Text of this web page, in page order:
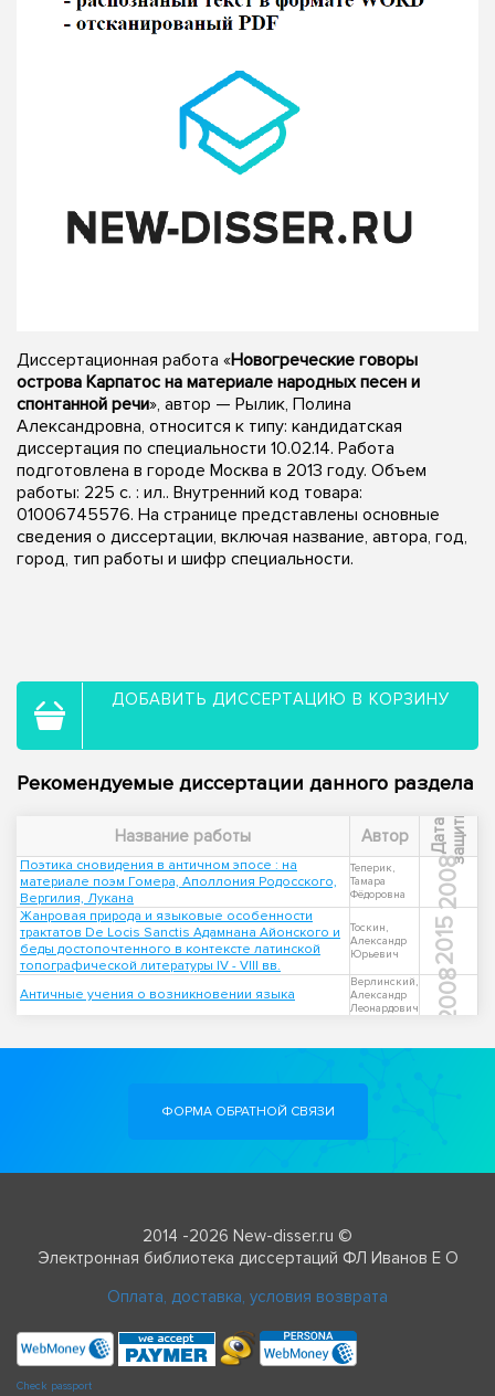
Диссертационная работа «Новогреческие говоры
острова Карпатос на материале народных песен и
спонтанной речи», автор — Рылик, Полина
Александровна, относится к типу: кандидатская
диссертация по специальности 10.02.14. Работа
подготовлена в городе Москва в 2013 году. Объем
работы: 225 с. : ил.. Внутренний код товара:
01006745576. На странице представлены основные
сведения о диссертации, включая название, автора, год,
город, тип работы и шифр специальности.
ДОБАВИТЬ ДИССЕРТАЦИЮ В КОРЗИНУ
Рекомендуемые диссертации данного раздела
Название работы Автор Д
а
т
а
з
а
щ
и
т ы
Поэтика сновидения в античном эпосе : на
материале поэм Гомера, Аполлония Родосского,
Вергилия, Лукана
Теперик,
Тамара
Фёдоровна
2008
Жанровая природа и языковые особенности
трактатов De Locis Sanctis Адамнана Айонского и
беды достопочтенного в контексте латинской
топографической литературы IV - VIII вв.
Тоскин,
Александр
Юрьевич
2015
Античные учения о возникновении языка
Верлинский,
Александр
Леонардович
2008
ФОРМА ОБРАТНОЙ СВЯЗИ
2014 -2026 New-disser.ru ©
Электронная библиотека диссертаций ФЛ Иванов Е О
Оплата, доставка, условия возврата
Check passport